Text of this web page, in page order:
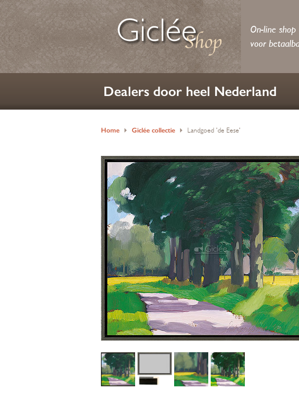
On-line shop
voor
Dealers door heel Nederland
Home Giclée collectie Landgoed 'de Eese'